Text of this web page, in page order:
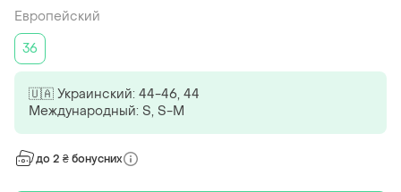
Европейский
36
🇺🇦 Украинский: 44-46, 44
Международный: S, S-M
до 2 ₴ бонусних